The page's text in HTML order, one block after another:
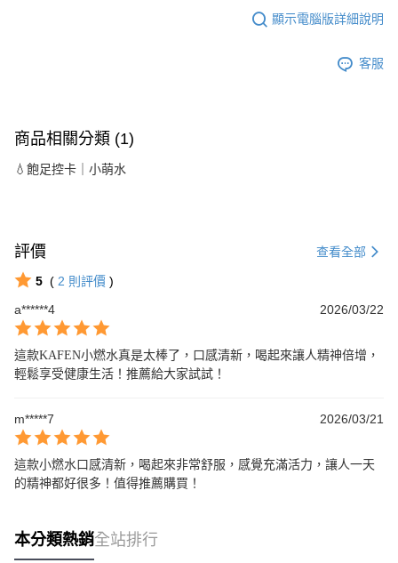
顯示電腦版詳細說明
客服
商品相關分類 (1)
💧飽足控卡｜小萌水
評價 查看全部
5 ( 2 則評價 )
a******4
2026/03/22
這款KAFEN小燃水真是太棒了，口感清新，喝起來讓人精神倍增，
輕鬆享受健康生活！推薦給大家試試！
m*****7 2026/03/21
這款小燃水口感清新，喝起來非常舒服，感覺充滿活力，讓人一天
的精神都好很多！值得推薦購買！
本分類熱銷全站排行